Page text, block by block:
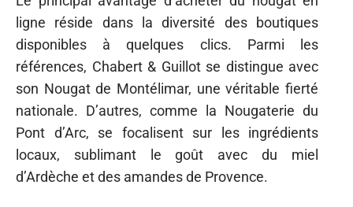
ligne réside dans la diversité des boutiques
disponibles à quelques clics. Parmi les
références, Chabert & Guillot se distingue avec
son Nougat de Montélimar, une véritable fierté
nationale. D’autres, comme la Nougaterie du
Pont d’Arc, se focalisent sur les ingrédients
locaux, sublimant le goût avec du miel
d’Ardèche et des amandes de Provence.